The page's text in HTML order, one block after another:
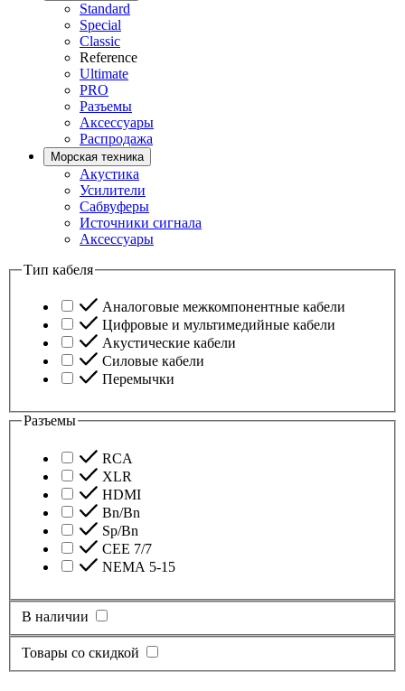
Standard
Special
Classic
Reference
Ultimate
PRO
Разъемы
Аксессуары
Распродажа
Морская техника
Акустика
Усилители
Сабвуферы
Источники сигнала
Аксессуары
Тип кабеля
Аналоговые межкомпонентные кабели
Цифровые и мультимедийные кабели
Акустические кабели
Силовые кабели
Перемычки
Разъемы
RCA
XLR
HDMI
Bn/Bn
Sp/Bn
CEE 7/7
NEMA 5-15
В наличии
Товары со скидкой